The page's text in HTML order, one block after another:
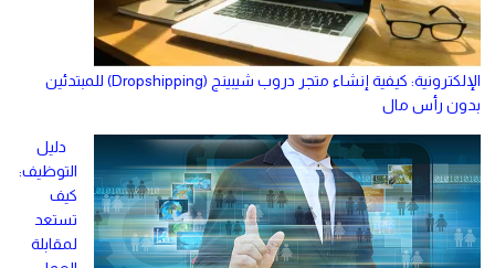
الإلكترونية: كيفية إنشاء متجر دروب شيبينج (Dropshipping) للمبتدئين
بدون رأس مال
دليل
التوظيف:
كيف
تستعد
لمقابلة